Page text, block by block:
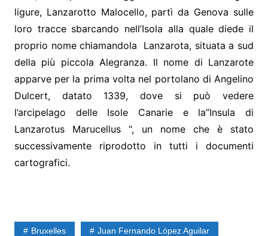
ligure, Lanzarotto Malocello, partì da Genova sulle
loro tracce sbarcando nell’Isola alla quale diede il
proprio nome chiamandola Lanzarota, situata a sud
della più piccola Alegranza. Il nome di Lanzarote
apparve per la prima volta nel portolano di Angelino
Dulcert, datato 1339, dove si può vedere
l’arcipelago delle Isole Canarie e la”Insula di
Lanzarotus Marucellus “, un nome che è stato
successivamente riprodotto in tutti i documenti
cartografici.
Bruxelles Juan Fernando López Aguilar